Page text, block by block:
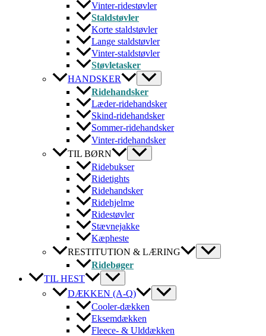
Vinter-ridestøvler
Staldstøvler
Korte staldstøvler
Lange staldstøvler
Vinter-staldstøvler
Støvletasker
HANDSKER
Ridehandsker
Læder-ridehandsker
Skind-ridehandsker
Sommer-ridehandsker
Vinter-ridehandsker
TIL BØRN
Ridebukser
Ridetights
Ridehandsker
Ridehjelme
Ridestøvler
Stævnejakke
Kæpheste
RESTITUTION & LÆRING
Ridebøger
TIL HEST
DÆKKEN (A-Q)
Cooler-dækken
Eksemdækken
Fleece- & Ulddækken